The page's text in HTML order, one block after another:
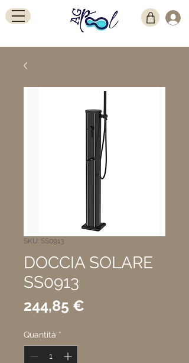
SKU: SS0913
DOCCIA SOLARE
SS0913
244,85 €
Quantità *